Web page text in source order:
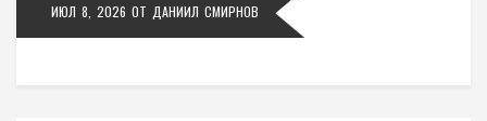
ИЮЛ 8, 2026 ОТ ДАНИИЛ СМИРНОВ